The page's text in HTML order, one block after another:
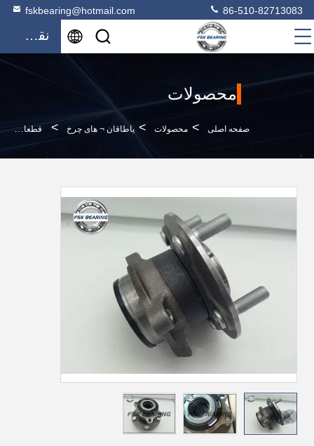
fskbearing@hotmail.com 86-510-82713083
نقل قول
محصولات
صفحه اصلی > محصولات > یاطاقان ¬ های چرخ > قطعات اتوماتیک 3785A009 713 6198 90 7505 محور چرخ برای CITROEN C4